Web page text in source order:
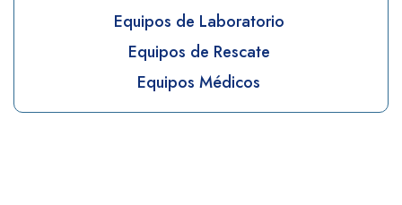
Equipos de Laboratorio
Equipos de Rescate
Equipos Médicos